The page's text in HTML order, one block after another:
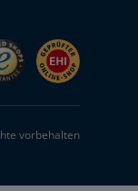
vorbehalten